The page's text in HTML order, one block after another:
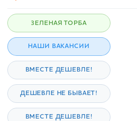
ЗЕЛЕНАЯ ТОРБА
НАШИ ВАКАНСИИ
ВМЕСТЕ ДЕШЕВЛЕ!
ДЕШЕВЛЕ НЕ БЫВАЕТ!
ВМЕСТЕ ДЕШЕВЛЕ!